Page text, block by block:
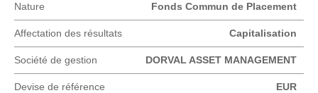
Nature Fonds Commun de Placement
Affectation des résultats Capitalisation
Société de gestion DORVAL ASSET MANAGEMENT
Devise de référence EUR